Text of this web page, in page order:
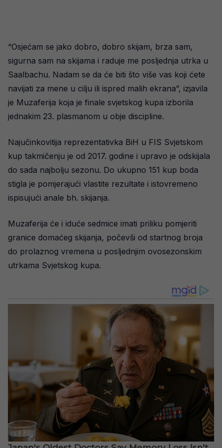
“Osjećam se jako dobro, dobro skijam, brza sam,
sigurna sam na skijama i raduje me posljednja utrka u
Saalbachu. Nadam se da će biti što više vas koji ćete
navijati za mene u cilju ili ispred malih ekrana”, izjavila
je Muzaferija koja je finale svjetskog kupa izborila
jednakim 23. plasmanom u obje discipline.
Najučinkovitija reprezentativka BiH u FIS Svjetskom
kup takmičenju je od 2017. godine i upravo je odskijala
do sada najbolju sezonu. Do ukupno 151 kup boda
stigla je pomjerajući vlastite rezultate i istovremeno
ispisujući anale bh. skijanja.
Muzaferija će i iduće sedmice imati priliku pomjeriti
granice domaćeg skijanja, počevši od startnog broja
do prolaznog vremena u posljednjim ovosezonskim
utrkama Svjetskog kupa.